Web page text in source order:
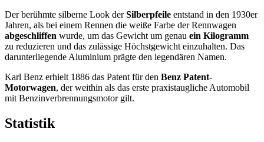
Der berühmte silberne Look derSilberpfeile entstand in den 1930er
Jahren, als bei einem Rennen die weiße Farbe der Rennwagen
abgeschliffen wurde, um das Gewicht um genau ein Kilogramm
zu reduzieren und das zulässige Höchstgewicht einzuhalten. Das
darunterliegende Aluminium prägte den legendären Namen.
Karl Benz erhielt 1886 das Patent für den Benz Patent-
Motorwagen, der weithin als das erste praxistaugliche Automobil
mit Benzinverbrennungsmotor gilt.
Statistik